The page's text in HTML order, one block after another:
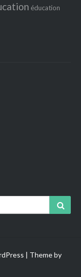
éducation
| Theme by